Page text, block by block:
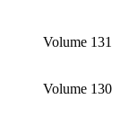
Volume 131
Volume 130